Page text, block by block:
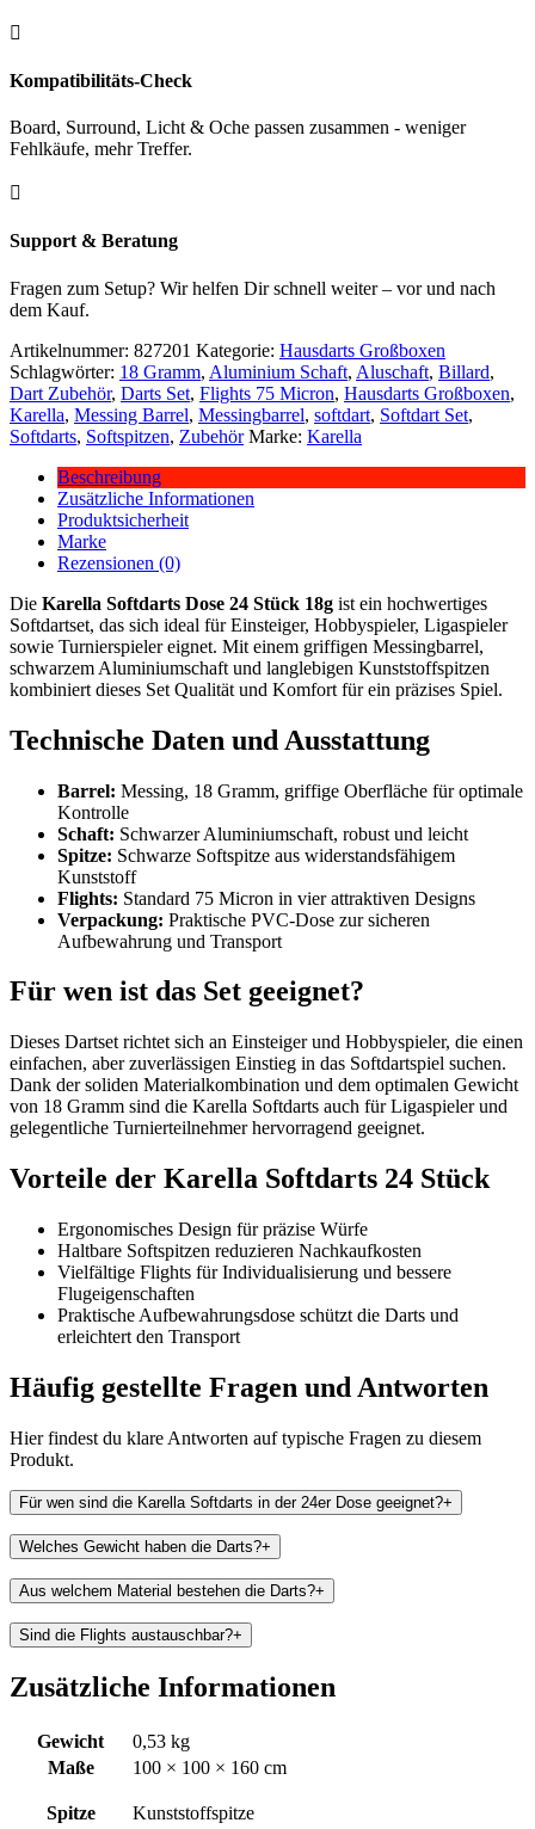

Kompatibilitäts-Check
Board, Surround, Licht & Oche passen zusammen - weniger
Fehlkäufe, mehr Treffer.

Support & Beratung
Fragen zum Setup? Wir helfen Dir schnell weiter – vor und nach
dem Kauf.
Artikelnummer: 827201 Kategorie: Hausdarts Großboxen
Schlagwörter: 18 Gramm, Aluminium Schaft, Aluschaft, Billard,
Dart Zubehör, Darts Set, Flights 75 Micron, Hausdarts Großboxen,
Karella, Messing Barrel, Messingbarrel, softdart, Softdart Set,
Softdarts, Softspitzen, Zubehör Marke: Karella
Beschreibung
Zusätzliche Informationen
Produktsicherheit
Marke
Rezensionen (0)
Die Karella Softdarts Dose 24 Stück 18g ist ein hochwertiges
Softdartset, das sich ideal für Einsteiger, Hobbyspieler, Ligaspieler
sowie Turnierspieler eignet. Mit einem griffigen Messingbarrel,
schwarzem Aluminiumschaft und langlebigen Kunststoffspitzen
kombiniert dieses Set Qualität und Komfort für ein präzises Spiel.
Technische Daten und Ausstattung
Barrel: Messing, 18 Gramm, griffige Oberfläche für optimale
Kontrolle
Schaft: Schwarzer Aluminiumschaft, robust und leicht
Spitze: Schwarze Softspitze aus widerstandsfähigem
Kunststoff
Flights: Standard 75 Micron in vier attraktiven Designs
Verpackung: Praktische PVC-Dose zur sicheren
Aufbewahrung und Transport
Für wen ist das Set geeignet?
Dieses Dartset richtet sich an Einsteiger und Hobbyspieler, die einen
einfachen, aber zuverlässigen Einstieg in das Softdartspiel suchen.
Dank der soliden Materialkombination und dem optimalen Gewicht
von 18 Gramm sind die Karella Softdarts auch für Ligaspieler und
gelegentliche Turnierteilnehmer hervorragend geeignet.
Vorteile der Karella Softdarts 24 Stück
Ergonomisches Design für präzise Würfe
Haltbare Softspitzen reduzieren Nachkaufkosten
Vielfältige Flights für Individualisierung und bessere
Flugeigenschaften
Praktische Aufbewahrungsdose schützt die Darts und
erleichtert den Transport
Häufig gestellte Fragen und Antworten
Hier findest du klare Antworten auf typische Fragen zu diesem
Produkt.
Für wen sind die Karella Softdarts in der 24er Dose geeignet?+
Welches Gewicht haben die Darts?+
Aus welchem Material bestehen die Darts?+
Sind die Flights austauschbar?+
Zusätzliche Informationen
Gewicht
0,53 kg
Maße
100 × 100 × 160 cm
Spitze Kunststoffspitze